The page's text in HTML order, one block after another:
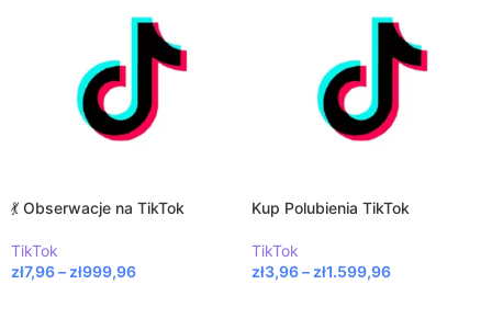
💃 Obserwacje na TikTok
TikTok
zł7,96– zł999,96
Kup Polubienia TikTok
TikTok
zł3,96– zł1.599,96